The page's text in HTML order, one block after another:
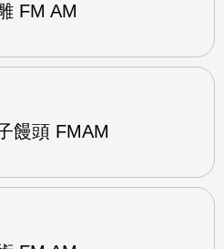
FM AM
饅頭 FMAM